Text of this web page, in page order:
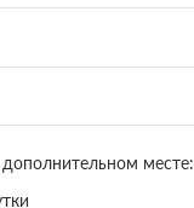
месте: